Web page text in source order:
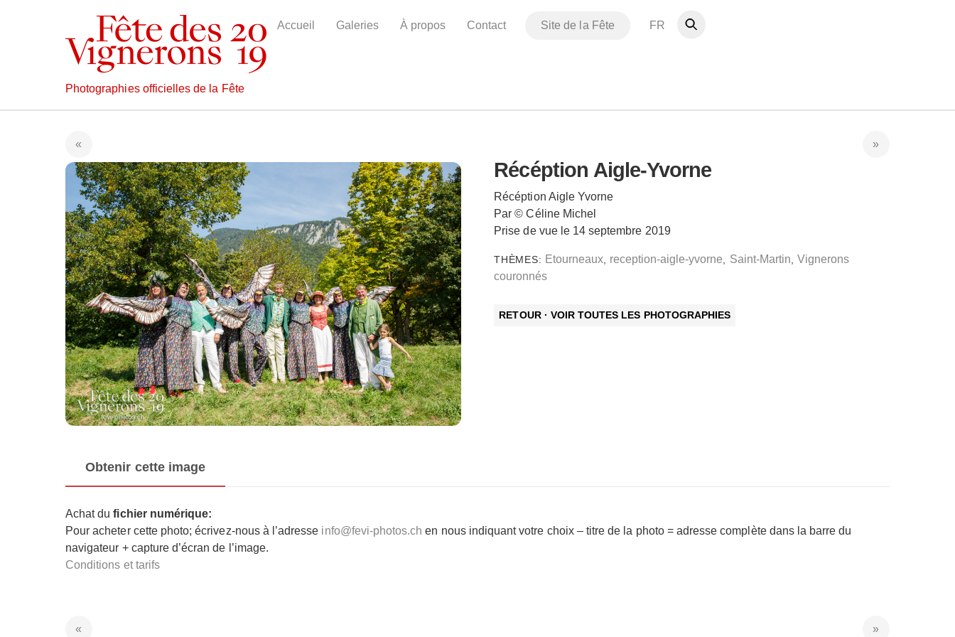
Photographies officielles de la Fête
Accueil Galeries À propos Contact Site de la Fête FR
Récéption Aigle-Yvorne
Récéption Aigle Yvorne
Par © Céline Michel
Prise de vue le 14 septembre 2019
THÈMES: Etourneaux, reception-aigle-yvorne, Saint-Martin,Vignerons
couronnés
RETOUR · VOIR TOUTES LES PHOTOGRAPHIES
Obtenir cette image
Achat du fichier numérique:
Pour acheter cette photo; écrivez-nous à l’adresse info@fevi-photos.ch en nous indiquant votre choix – titre de la photo = adresse complète dans la barre du
navigateur + capture d’écran de l’image.
Conditions et tarifs